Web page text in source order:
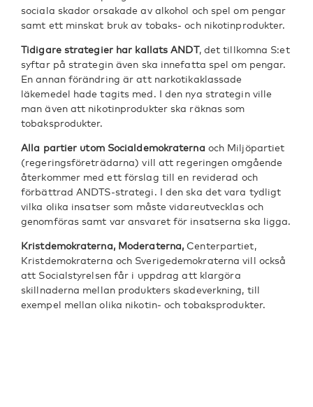
sociala skador orsakade av alkohol och spel om pengar
samt ett minskat bruk av tobaks- och nikotinprodukter.
Tidigare strategier har kallats ANDT, det tillkomna S:et
syftar på strategin även ska innefatta spel om pengar.
En annan förändring är att narkotikaklassade
läkemedel hade tagits med. I den nya strategin ville
man även att nikotinprodukter ska räknas som
tobaksprodukter.
Alla partier utom Socialdemokraterna och Miljöpartiet
(regeringsföreträdarna) vill att regeringen omgående
återkommer med ett förslag till en reviderad och
förbättrad ANDTS-strategi. I den ska det vara tydligt
vilka olika insatser som måste vidareutvecklas och
genomföras samt var ansvaret för insatserna ska ligga.
Kristdemokraterna, Moderaterna, Centerpartiet,
Kristdemokraterna och Sverigedemokraterna vill också
att Socialstyrelsen får i uppdrag att klargöra
skillnaderna mellan produkters skadeverkning, till
exempel mellan olika nikotin- och tobaksprodukter.